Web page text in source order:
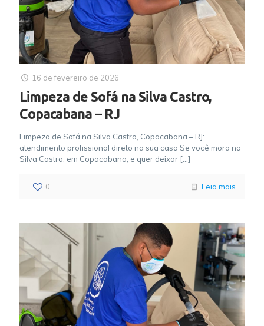
16 de fevereiro de 2026
Limpeza de Sofá na Silva Castro,
Copacabana – RJ
Limpeza de Sofá na Silva Castro, Copacabana – RJ:
atendimento profissional direto na sua casa Se você mora na
Silva Castro, em Copacabana, e quer deixar […]
0 Leia mais